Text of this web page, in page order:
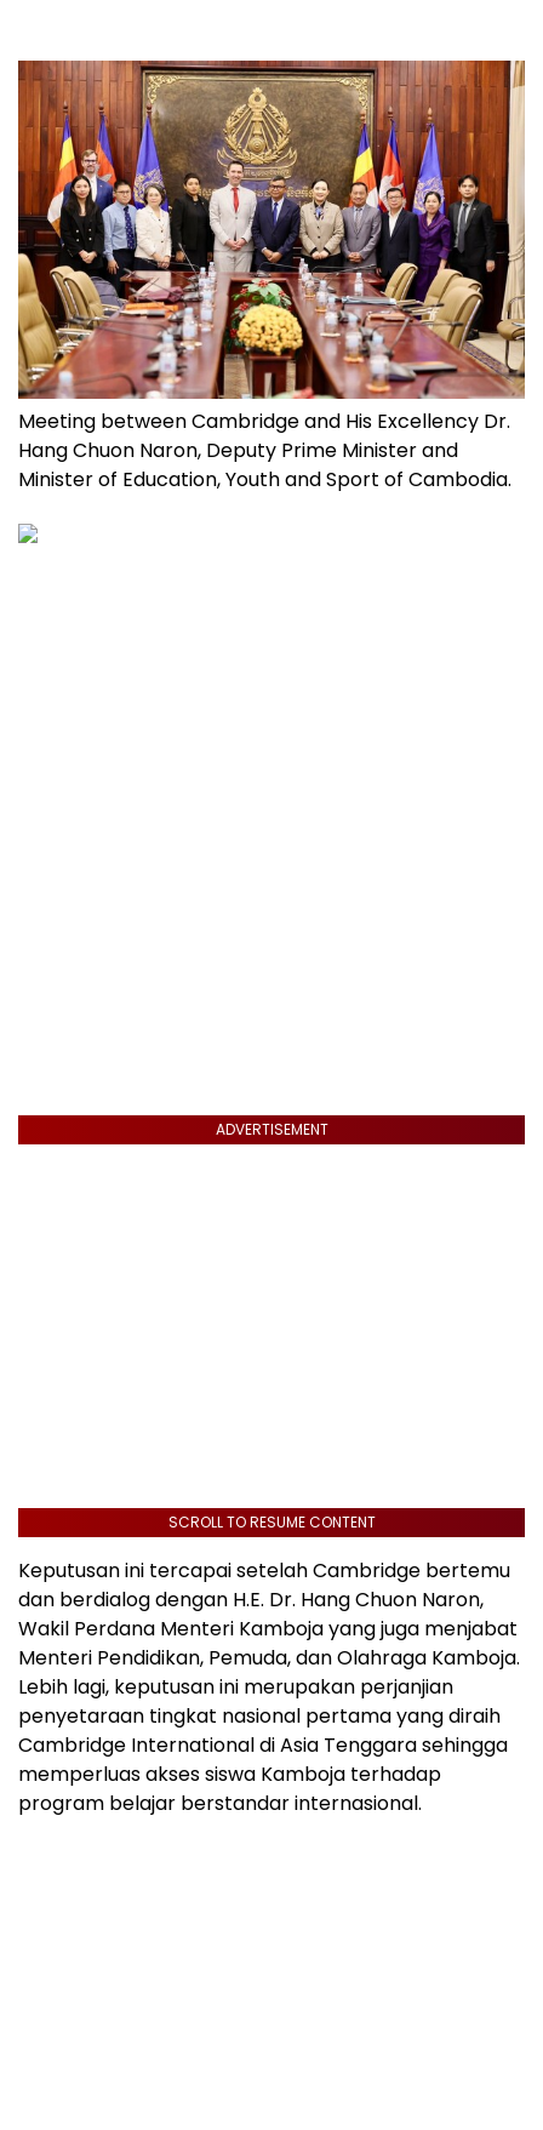
Meeting between Cambridge and His Excellency Dr.
Hang Chuon Naron, Deputy Prime Minister and
Minister of Education, Youth and Sport of Cambodia.
ADVERTISEMENT
SCROLL TO RESUME CONTENT
Keputusan ini tercapai setelahCambridge bertemu
dan berdialog dengan H.E. Dr. Hang Chuon Naron,
Wakil Perdana Menteri Kamboja yang juga menjabat
Menteri Pendidikan, Pemuda, dan Olahraga Kamboja.
Lebih lagi, keputusan ini merupakan perjanjian
penyetaraan tingkat nasional pertama yang diraih
Cambridge International diAsia Tenggarasehingga
memperluas akses siswa Kamboja terhadap
program belajar berstandar internasional.